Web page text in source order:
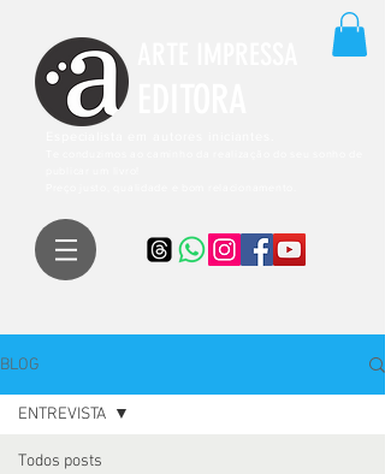
BLOG
Todos posts
ENTREVISTA